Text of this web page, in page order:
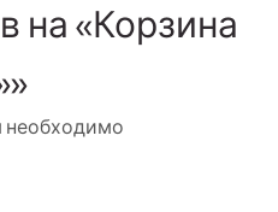
на «Корзина
необходимо